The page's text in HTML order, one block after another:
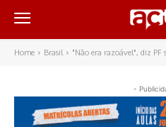
Home Brasil "Não era razoável", diz
-